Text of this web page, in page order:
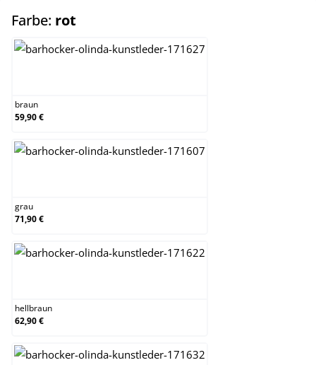
Farbe: rot
braun
59,90 €
grau
71,90 €
hellbraun
62,90 €